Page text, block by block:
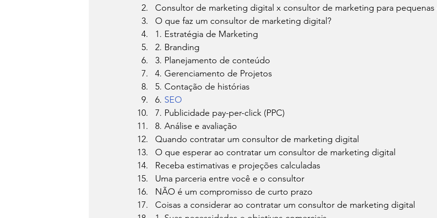
Consultor de marketing digital x consultor de marketing para pequenas
O que faz um consultor de marketing digital?
1. Estratégia de Marketing
2. Branding
3. Planejamento de conteúdo
4. Gerenciamento de Projetos
5. Contação de histórias
6. SEO
7. Publicidade pay-per-click (PPC)
8. Análise e avaliação
Quando contratar um consultor de marketing digital
O que esperar ao contratar um consultor de marketing digital
Receba estimativas e projeções calculadas
Uma parceria entre você e o consultor
NÃO é um compromisso de curto prazo
Coisas a considerar ao contratar um consultor de marketing digital